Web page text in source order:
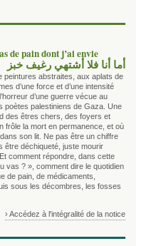
de pain dont j’ai envie
أما أنا فلا أشتهي رغيف خبز
peintures abstraites, aux aplats de
d’une force et d’une intensité
d’une guerre vécue au
poètes palestiniens de Gaza. Une
des êtres chers, des foyers et
frôle la mort en permanence, et où
son lit. Ne pas être un chiffre
être déchiqueté, juste mourir
comment répondre, dans cette
vas ? », comment dire le quotidien
de pain, de médicaments,
sous les décombres, les fosses
› Accédez à l'intégralité de la notice